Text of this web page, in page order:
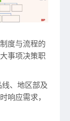
度与流程的
事项决策职
、地区部及
响应需求，